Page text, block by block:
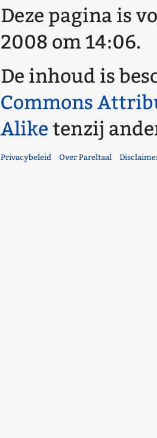
Deze pagina is
2008 om 14:06.
De inhoud is
Commons
Alike tenzij
Privacybeleid Over Pareltaal